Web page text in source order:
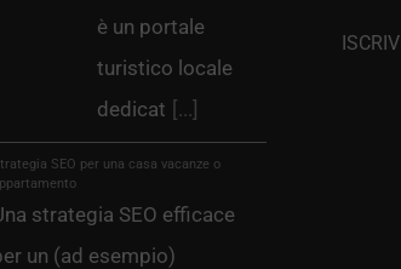
è un portale
turistico locale
dedicat [...]
SEO per una casa vacanze o
strategia SEO efficace
un (ad esempio)